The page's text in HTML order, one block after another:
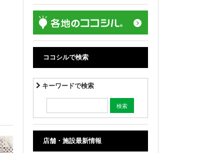
ココシルで検索
キーワードで検索
店舗・施設最新情報